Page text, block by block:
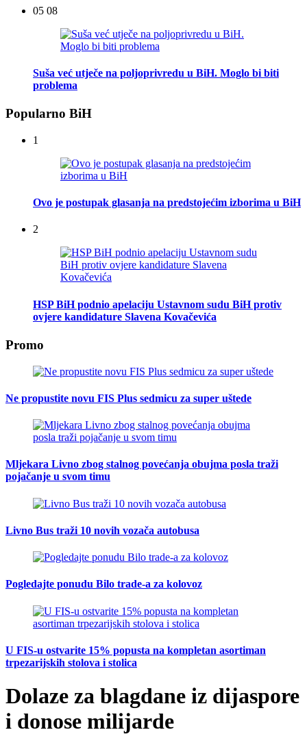
05 08
Suša već utječe na poljoprivredu u BiH. Moglo bi biti
problema
Popularno BiH
1
Ovo je postupak glasanja na predstojećim izborima u BiH
2
HSP BiH podnio apelaciju Ustavnom sudu BiH protiv
ovjere kandidature Slavena Kovačevića
Promo
Ne propustite novu FIS Plus sedmicu za super uštede
Mljekara Livno zbog stalnog povećanja obujma posla traži
pojačanje u svom timu
Livno Bus traži 10 novih vozača autobusa
Pogledajte ponudu Bilo trade-a za kolovoz
U FIS-u ostvarite 15% popusta na kompletan asortiman
trpezarijskih stolova i stolica
Dolaze za blagdane iz dijaspore
i donose milijarde